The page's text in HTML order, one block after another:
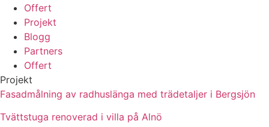
Offert
Projekt
Blogg
Partners
Offert
Projekt
Fasadmålning av radhuslänga med trädetaljer i Bergsjön
Tvättstuga renoverad i villa på Alnö